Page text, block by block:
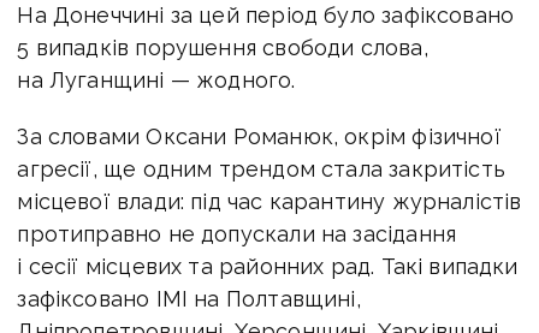
На Донеччині за цей період було зафіксовано
5 випадків порушення свободи слова,
на Луганщині — жодного.
За словами Оксани Романюк, окрім фізичної
агресії, ще одним трендом стала закритість
місцевої влади: під час карантину журналістів
протиправно не допускали на засідання
і сесії місцевих та районних рад. Такі випадки
зафіксовано ІМІ на Полтавщині,